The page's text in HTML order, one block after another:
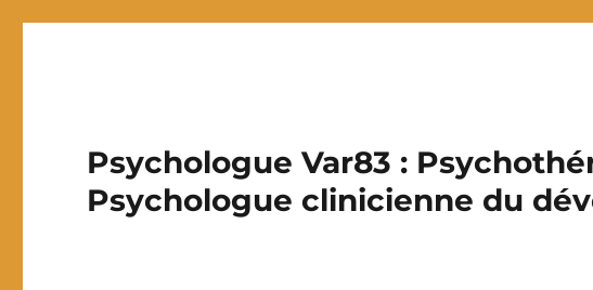
Psychologue Var83 :
Psychologue clinicienne du